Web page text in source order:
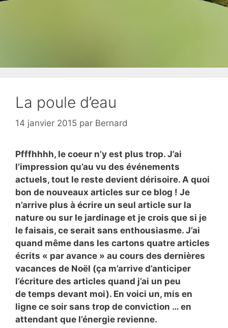
La poule d’eau
14 janvier 2015 par Bernard
Pfffhhhh, le coeur n’y est plus trop. J’ai
l’impression qu’au vu des événements
actuels, tout le reste devient dérisoire. A quoi
bon de nouveaux articles sur ce blog ! Je
n’arrive plus à écrire un seul article sur la
nature ou sur le jardinage et je crois que si je
le faisais, ce serait sans enthousiasme. J’ai
quand même dans les cartons quatre articles
écrits « par avance » au cours des dernières
vacances de Noël (ça m’arrive d’anticiper
l’écriture des articles quand j’ai un peu
de temps devant moi). En voici un, mis en
ligne ce soir sans trop de conviction … en
attendant que l’énergie revienne.